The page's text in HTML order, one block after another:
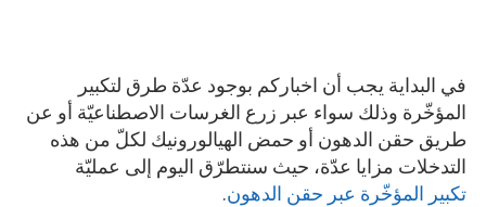
في البداية يجب أن اخباركم بوجود عدّة طرق لتكبير
المؤخّرة وذلك سواء عبر زرع الغرسات الاصطناعيّة أو عن
طريق حقن الدهون أو حمض الهيالورونيك لكلّ من هذه
التدخلات مزايا عدّة، حيث سنتطرّق اليوم إلى عمليّة
تكبير المؤخّرة عبر حقن الدهون.